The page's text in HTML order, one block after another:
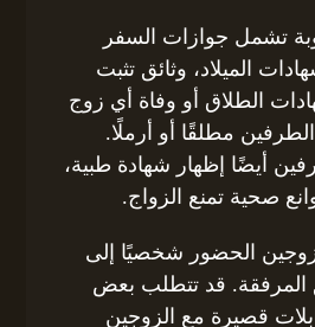
تشمل جوازات السفر
الميلاد، وثائق تثبت
الطلاق أو وفاة أي زوج
مطلقًا أو أرملًا.
أيضًا إظهار شهادة طبية،
صحية تمنع الزواج.
الحضور شخصيًا إلى
المرفقة. قد تتطلب بعض
قصيرة مع الزوجين